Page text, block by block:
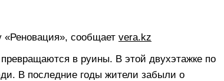
«Реновация», сообщает vera.kz
в руины. В этой двухэтажке по
В последние годы жители забыли о